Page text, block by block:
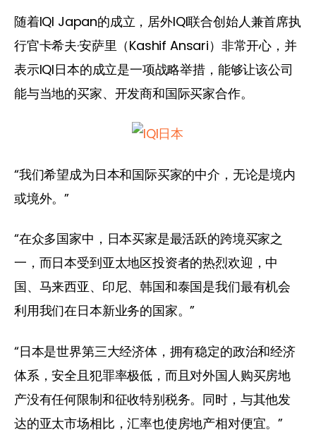
随着IQI Japan的成立，居外IQI联合创始人兼首席执
行官卡希夫·安萨里（Kashif Ansari）非常开心，并
表示IQI日本的成立是一项战略举措，能够让该公司
能与当地的买家、开发商和国际买家合作。
“我们希望成为日本和国际买家的中介，无论是境内
或境外。”
“在众多国家中，日本买家是最活跃的跨境买家之
一，而日本受到亚太地区投资者的热烈欢迎，中
国、马来西亚、印尼、韩国和泰国是我们最有机会
利用我们在日本新业务的国家。”
“日本是世界第三大经济体，拥有稳定的政治和经济
体系，安全且犯罪率极低，而且对外国人购买房地
产没有任何限制和征收特别税务。同时，与其他发
达的亚太市场相比，汇率也使房地产相对便宜。”